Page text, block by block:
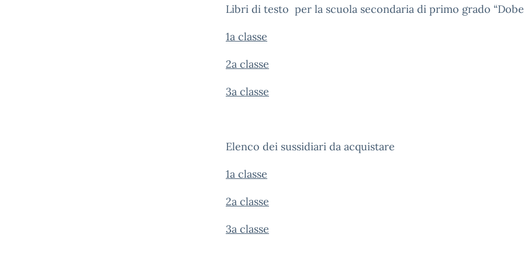
Libri di testo per la scuola secondaria di primo grado
1a classe
2a classe
3a classe
Elenco dei sussidiari da acquistare
1a classe
2a classe
3a classe